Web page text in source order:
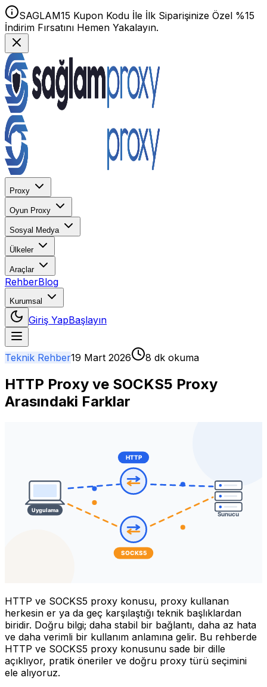
SAGLAM15 Kupon Kodu İle İlk Siparişinize Özel %15
İndirim Fırsatını Hemen Yakalayın.
Proxy
Oyun Proxy
Sosyal Medya
Ülkeler
Araçlar
RehberBlog
Kurumsal
Giriş YapBaşlayın
Teknik Rehber19 Mart 2026 8 dk okuma
HTTP Proxy ve SOCKS5 Proxy
Arasındaki Farklar
HTTP ve SOCKS5 proxy konusu, proxy kullanan
herkesin er ya da geç karşılaştığı teknik başlıklardan
biridir. Doğru bilgi; daha stabil bir bağlantı, daha az hata
ve daha verimli bir kullanım anlamına gelir. Bu rehberde
HTTP ve SOCKS5 proxy konusunu sade bir dille
açıklıyor, pratik öneriler ve doğru proxy türü seçimini
ele alıyoruz.